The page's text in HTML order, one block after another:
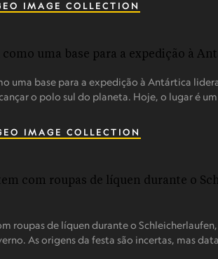
IMAGE COLLECTION
uma base para a expedição à Antártica
o polo sul do planeta. Hoje, o lugar é um
IMAGE COLLECTION
roupas de líquen durante o
As origens da festa são incertas, mas